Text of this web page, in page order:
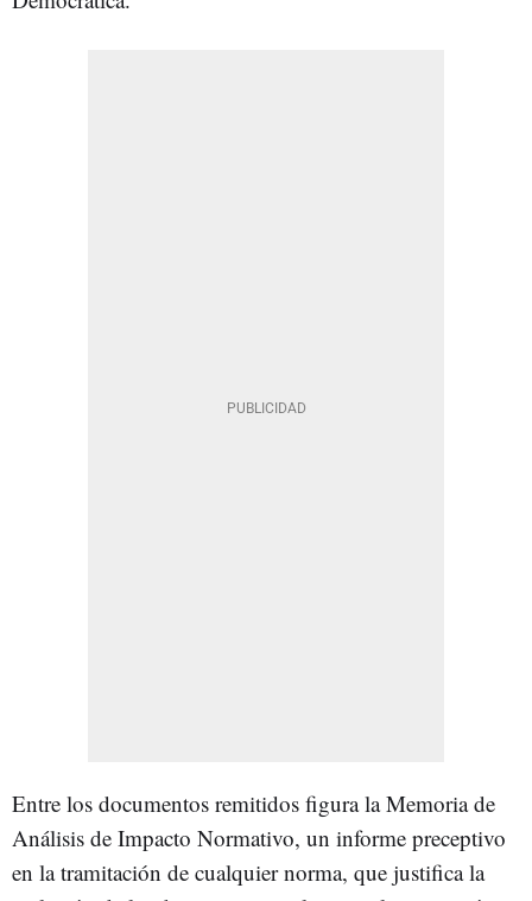
Entre los documentos remitidos figura la Memoria de
Análisis de Impacto Normativo, un informe preceptivo
en la tramitación de cualquier norma, que justifica la